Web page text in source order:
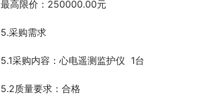
最高限价：250000.00元
5.采购需求
5.1采购内容：心电遥测监护仪  1台
5.2质量要求：合格